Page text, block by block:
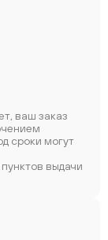
ваш заказ
сроки могут
выдачи